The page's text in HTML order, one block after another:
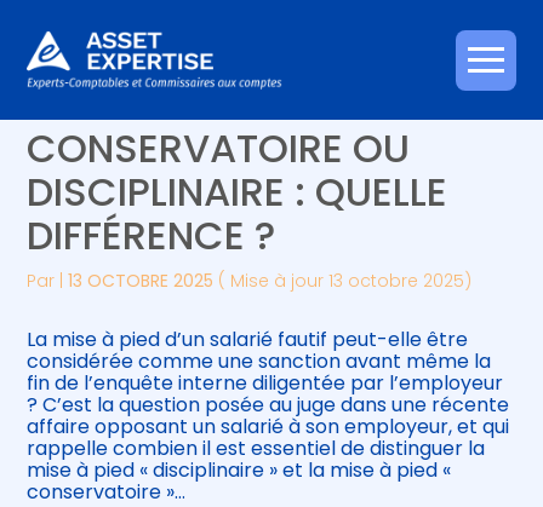
Aller
au
Créer et reprendre une activité
Gérer votre quotidien
Piloter votre entreprise
Développer votre entreprise
Être prêt pour la facturation
électronique
Piloter votre gestion
Suivre votre comptabilité
Gérer vos ressources humaines
MISE À PIED
CONSERVATOIRE OU
DISCIPLINAIRE : QUELLE
DIFFÉRENCE ?
Par |13 OCTOBRE 2025 ( Mise à jour 13 octobre 2025)
La mise à pied d’un salarié fautif peut-elle être
considérée comme une sanction avant même la
fin de l’enquête interne diligentée par l’employeur
? C’est la question posée au juge dans une récente
affaire opposant un salarié à son employeur, et qui
rappelle combien il est essentiel de distinguer la
mise à pied « disciplinaire » et la mise à pied «
conservatoire »…